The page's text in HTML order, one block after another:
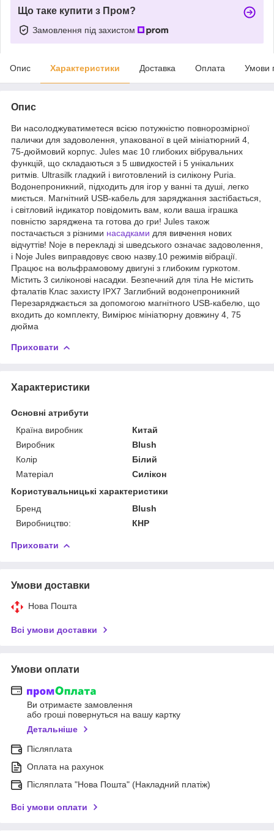
Що таке купити з Пром?
Замовлення під захистом
Опис Характеристики Доставка Оплата Умови
Опис
Ви насолоджуватиметеся всією потужністю повнорозмірної
палички для задоволення, упакованої в цей мініатюрний 4,
75-дюймовий корпус. Jules має 10 глибоких вібрувальних
функцій, що складаються з 5 швидкостей і 5 унікальних
ритмів. Ultrasilk гладкий і виготовлений із силікону Puria.
Водонепроникний, підходить для ігор у ванні та душі, легко
миється. Магнітний USB-кабель для заряджання застібається,
і світловий індикатор повідомить вам, коли ваша іграшка
повністю заряджена та готова до гри! Jules також
постачається з різними насадками для вивчення нових
відчуттів! Noje в перекладі зі шведського означає задоволення,
і Noje Jules виправдовує свою назву.10 режимів вібрації.
Працює на вольфрамовому двигуні з глибоким гуркотом.
Містить 3 силіконові насадки. Безпечний для тіла Не містить
фталатів Клас захисту IPX7 Заглибний водонепроникний
Перезаряджається за допомогою магнітного USB-кабелю, що
входить до комплекту, Вимірює мініатюрну довжину 4, 75
дюйма
Приховати
Характеристики
Основні атрибути
Країна виробник
Китай
Виробник
Blush
Колір
Білий
Матеріал
Силікон
Користувальницькі характеристики
Бренд
Blush
Виробництво:
КНР
Приховати
Умови доставки
Нова Пошта
Всі умови доставки
Умови оплати
Ви отримаєте замовлення
або гроші повернуться на вашу картку
Детальніше
Післяплата
Оплата на рахунок
Післяплата "Нова Пошта" (Накладний платіж)
Всі умови оплати